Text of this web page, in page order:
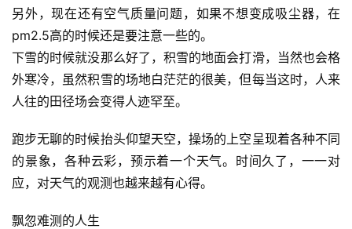
另外，现在还有空气质量问题，如果不想变成吸尘器，在
pm2.5高的时候还是要注意一些的。
下雪的时候就没那么好了，积雪的地面会打滑，当然也会格
外寒冷，虽然积雪的场地白茫茫的很美，但每当这时，人来
人往的田径场会变得人迹罕至。
跑步无聊的时候抬头仰望天空，操场的上空呈现着各种不同
的景象，各种云彩，预示着一个天气。时间久了，一一对
应，对天气的观测也越来越有心得。
飘忽难测的人生